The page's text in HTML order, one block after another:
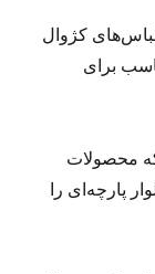
لباس‌های کژوال
برای
محصولات
پارچه‌ای را